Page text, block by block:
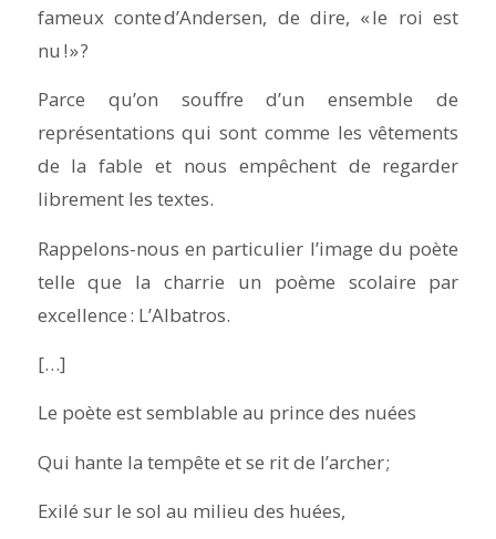
fameux conte d’Andersen, de dire, « le roi est
nu ! » ?
Parce qu’on souffre d’un ensemble de
représentations qui sont comme les vêtements
de la fable et nous empêchent de regarder
librement les textes.
Rappelons-nous en particulier l’image du poète
telle que la charrie un poème scolaire par
excellence : L’Albatros.
[…]
Le poète est semblable au prince des nuées
Qui hante la tempête et se rit de l’archer ;
Exilé sur le sol au milieu des huées,